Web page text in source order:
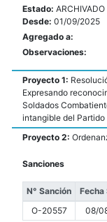
Estado: ARCHIVADO
Desde: 01/09/2025
Agregado a:
Observaciones:
Proyecto 1:
Expresando
Soldados
intangible del
Proyecto 2:
Sanciones
N° Sanción Fecha
O-20557
08/